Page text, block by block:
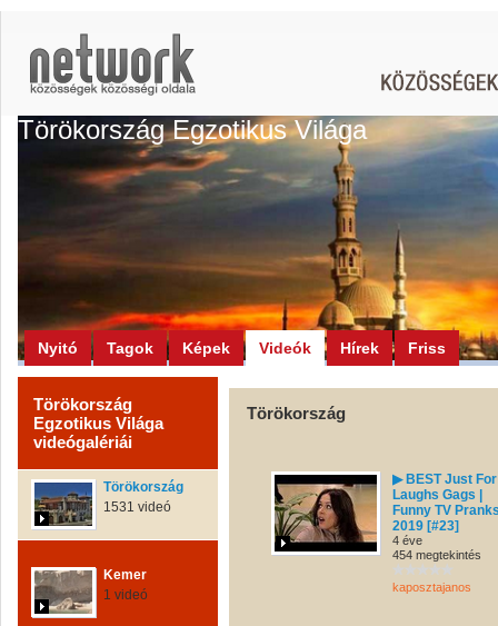
Törökország Egzotikus Világa
Nyitó Tagok Képek Videók Hírek Friss
Törökország
Egzotikus Világa
videógalériái
Törökország
1531 videó
Kemer
1 videó
Törökország
▶ BEST Just For
Laughs Gags |
Funny TV
2019 [#23]
4 éve
454 megtekintés
kaposztajanos